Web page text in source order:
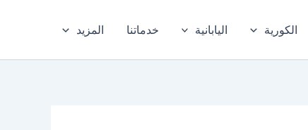
الكورية اليابانية خدماتنا المزيد